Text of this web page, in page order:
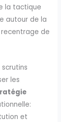
la tactique
autour de la
recentrage de
les
et